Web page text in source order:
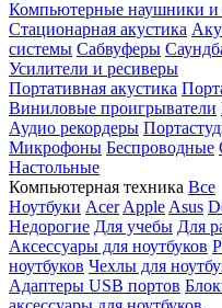
Компьютерные наушники и
Стационарная акустика
системы Сабвуферы
Усилители и ресиверы
Портативная акустика
Виниловые проигрыватели
Аудио рекордеры
Микрофоны Беспроводные
Настольные
Компьютерная техника Все
Ноутбуки Acer Apple Asus
Недорогие Для учебы Для
Аксессуары для ноутбуков
ноутбуков Чехлы для
Адаптеры USB портов